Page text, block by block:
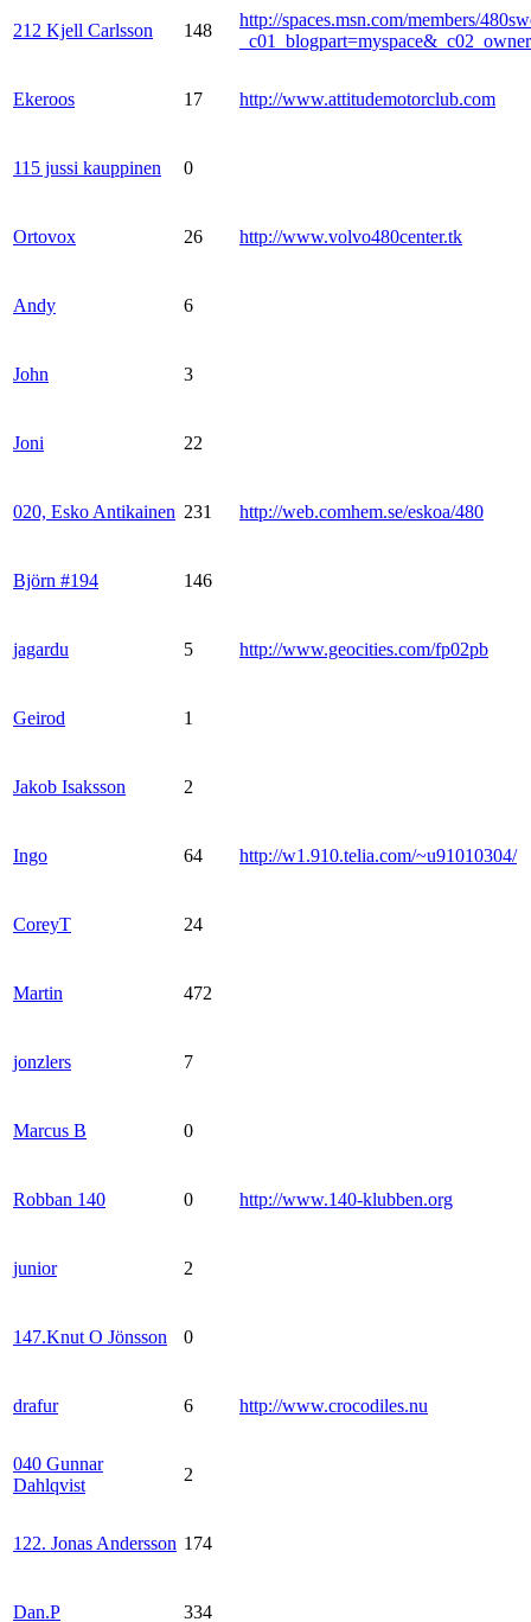
212 Kjell Carlsson 148
http://spaces.msn.com/members/
Ekeroos 17 http://www.attitudemotorclub.com
115 jussi kauppinen 0
Ortovox 26 http://www.volvo480center.tk
Andy 6
John 3
Joni 22
020, Esko Antikainen 231 http://web.comhem.se/eskoa/480
Björn #194 146
jagardu 5 http://www.geocities.com/fp02pb
Geirod 1
Jakob Isaksson 2
Ingo 64 http://w1.910.telia.com/~u91010304/
CoreyT 24
Martin 472
jonzlers 7
Marcus B 0
Robban 140 0 http://www.140-klubben.org
junior 2
147.Knut O Jönsson 0
drafur 6 http://www.crocodiles.nu
040 Gunnar
Dahlqvist
2
122. Jonas Andersson 174
Dan.P 334